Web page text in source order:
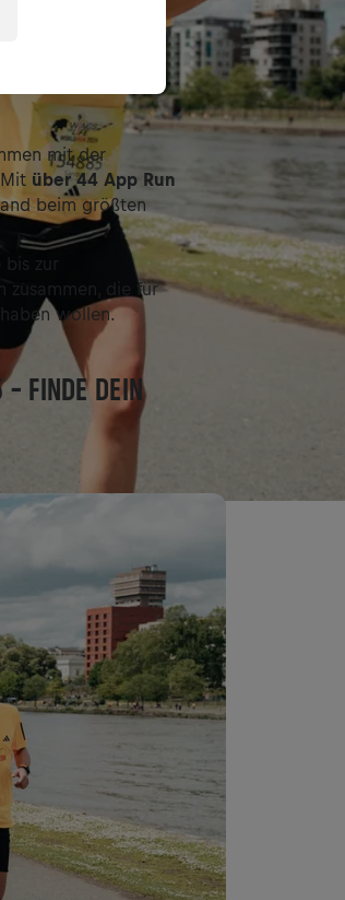
mit der
über 44 App Run
beim größten
zur
zusammen, die für
wollen.
FINDE DEIN